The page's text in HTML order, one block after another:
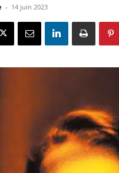
- 14 juin 2023